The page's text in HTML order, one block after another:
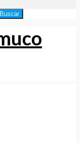
Buscar